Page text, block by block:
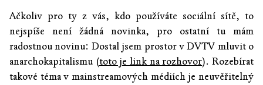
Ačkoliv pro ty z vás, kdo používáte sociální sítě, to
nejspíše není žádná novinka, pro ostatní tu mám
radostnou novinu: Dostal jsem prostor v DVTV mluvit o
anarchokapitalismu (toto je link na rozhovor). Rozebírat
takové téma v mainstreamových médiích je neuvěřitelný